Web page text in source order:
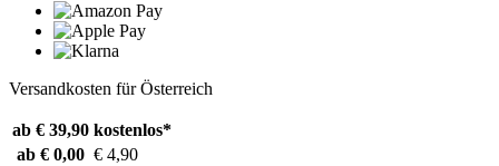
Versandkosten für Österreich
ab € 39,90 kostenlos*
ab € 0,00 € 4,90